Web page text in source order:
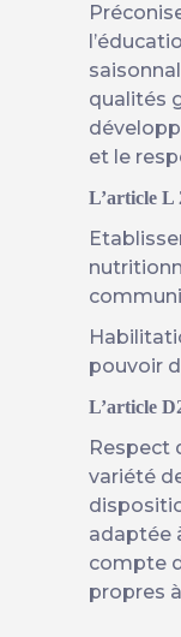
qualités
et le
L’article L
pouvoir
L’article
Respect
variété
adaptée
compte
propres